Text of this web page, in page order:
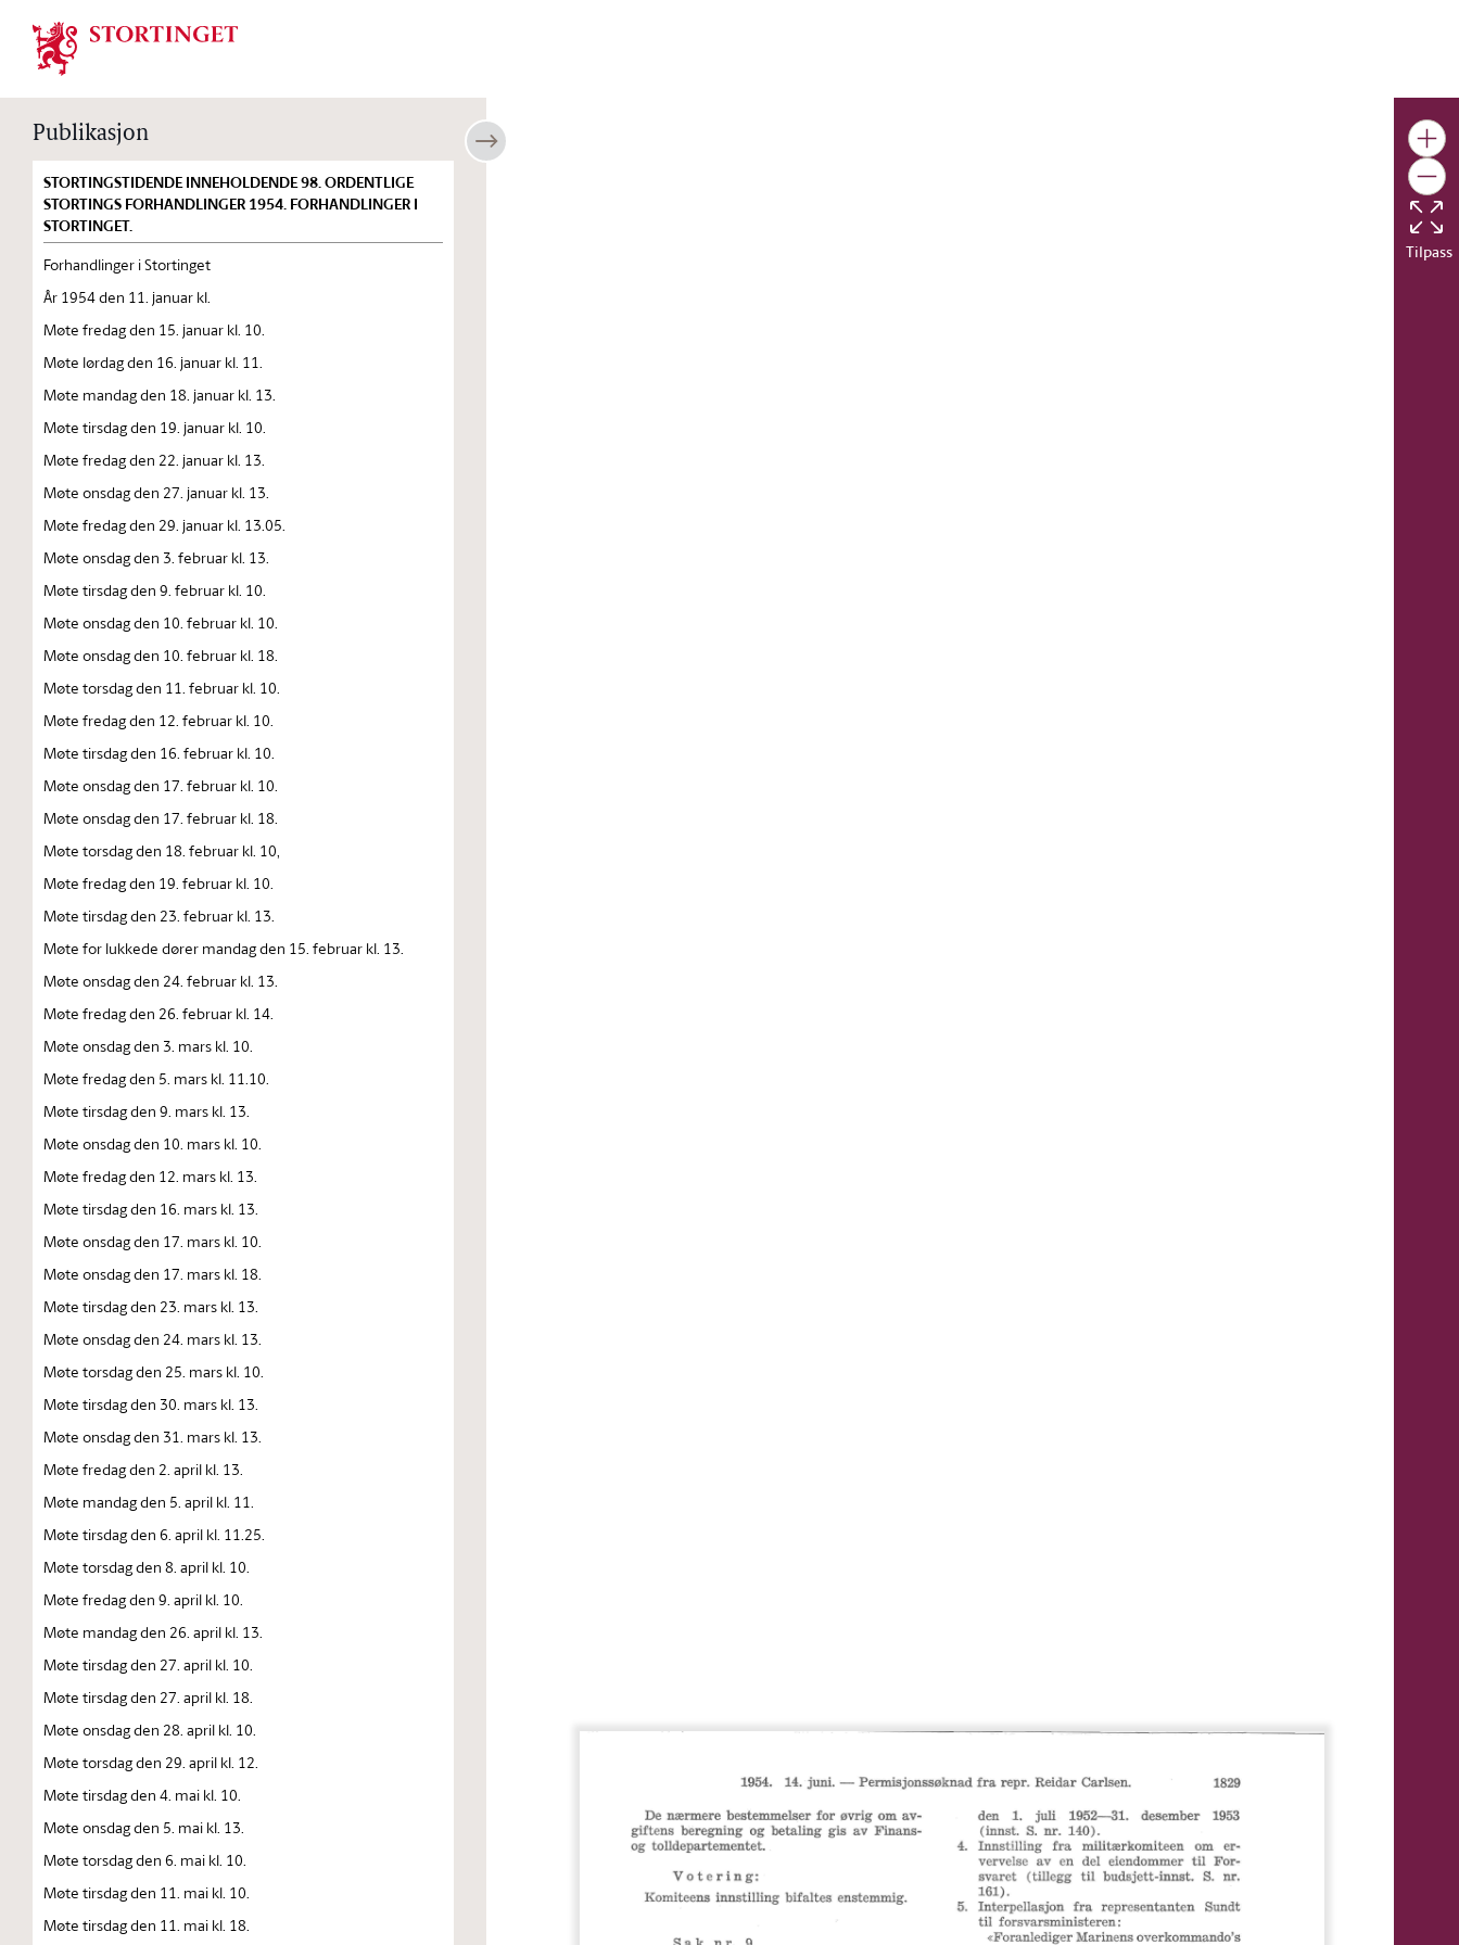
Stortinget.no
Publikasjon
STORTINGSTIDENDE INNEHOLDENDE 98. ORDENTLIGE
STORTINGS FORHANDLINGER 1954. FORHANDLINGER I
STORTINGET.
Forhandlinger i Stortinget
År 1954 den 11. januar kl.
Møte fredag den 15. januar kl. 10.
Møte lørdag den 16. januar kl. 11.
Møte mandag den 18. januar kl. 13.
Møte tirsdag den 19. januar kl. 10.
Møte fredag den 22. januar kl. 13.
Møte onsdag den 27. januar kl. 13.
Møte fredag den 29. januar kl. 13.05.
Møte onsdag den 3. februar kl. 13.
Møte tirsdag den 9. februar kl. 10.
Møte onsdag den 10. februar kl. 10.
Møte onsdag den 10. februar kl. 18.
Møte torsdag den 11. februar kl. 10.
Møte fredag den 12. februar kl. 10.
Møte tirsdag den 16. februar kl. 10.
Møte onsdag den 17. februar kl. 10.
Møte onsdag den 17. februar kl. 18.
Møte torsdag den 18. februar kl. 10,
Møte fredag den 19. februar kl. 10.
Møte tirsdag den 23. februar kl. 13.
Møte for lukkede dører mandag den 15. februar kl. 13.
Møte onsdag den 24. februar kl. 13.
Møte fredag den 26. februar kl. 14.
Møte onsdag den 3. mars kl. 10.
Møte fredag den 5. mars kl. 11.10.
Møte tirsdag den 9. mars kl. 13.
Møte onsdag den 10. mars kl. 10.
Møte fredag den 12. mars kl. 13.
Møte tirsdag den 16. mars kl. 13.
Møte onsdag den 17. mars kl. 10.
Møte onsdag den 17. mars kl. 18.
Møte tirsdag den 23. mars kl. 13.
Møte onsdag den 24. mars kl. 13.
Møte torsdag den 25. mars kl. 10.
Møte tirsdag den 30. mars kl. 13.
Møte onsdag den 31. mars kl. 13.
Møte fredag den 2. april kl. 13.
Møte mandag den 5. april kl. 11.
Møte tirsdag den 6. april kl. 11.25.
Møte torsdag den 8. april kl. 10.
Møte fredag den 9. april kl. 10.
Møte mandag den 26. april kl. 13.
Møte tirsdag den 27. april kl. 10.
Møte tirsdag den 27. april kl. 18.
Møte onsdag den 28. april kl. 10.
Møte torsdag den 29. april kl. 12.
Møte tirsdag den 4. mai kl. 10.
Møte onsdag den 5. mai kl. 13.
Møte torsdag den 6. mai kl. 10.
Møte tirsdag den 11. mai kl. 10.
Møte tirsdag den 11. mai kl. 18.